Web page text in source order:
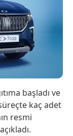
başladı ve
kaç adet
resmi